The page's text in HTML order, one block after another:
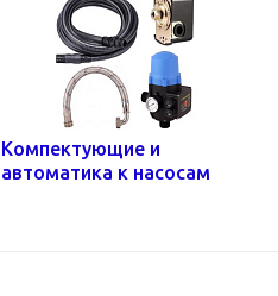
Компектующие и
автоматика к насосам